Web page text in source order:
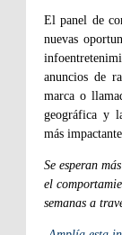
El panel de
nuevas
anuncios de
marca o
geográfica y
más
Se esperan
el
semanas a